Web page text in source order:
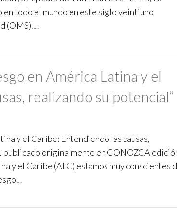
en todo el mundo en este siglo veintiuno
(OMS).…
en América Latina y el
realizando su potencial”
y el Caribe: Entendiendo las causas,
publicado originalmente en CONOZCA
y el Caribe (ALC) estamos muy conscientes